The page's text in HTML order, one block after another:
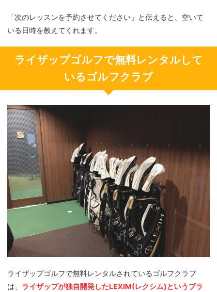
「次のレッスンを予約させてください」と伝えると、空いて
いる日時を教えてくれます。
ライザップゴルフで無料レンタルして
いるゴルフクラブ
ライザップゴルフで無料レンタルされているゴルフクラブ
は、 ライザップが独自開発したLEXIM(レクシム)というブラ